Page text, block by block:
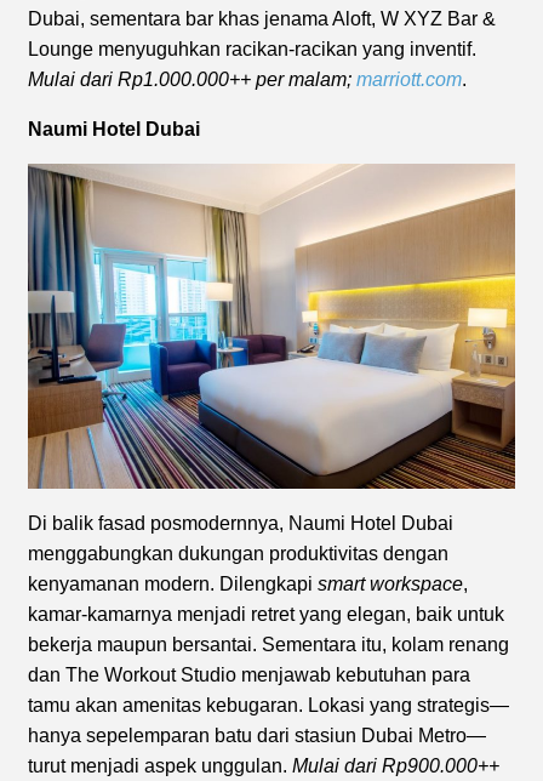
Dubai, sementara bar khas jenama Aloft, W XYZ Bar &
Lounge menyuguhkan racikan-racikan yang inventif.
Mulai dari Rp1.000.000++ per malam; marriott.com.
Naumi Hotel Dubai
Di balik fasad posmodernnya, Naumi Hotel Dubai
menggabungkan dukungan produktivitas dengan
kenyamanan modern. Dilengkapi smart workspace,
kamar-kamarnya menjadi retret yang elegan, baik untuk
bekerja maupun bersantai. Sementara itu, kolam renang
dan The Workout Studio menjawab kebutuhan para
tamu akan amenitas kebugaran. Lokasi yang strategis—
hanya sepelemparan batu dari stasiun Dubai Metro—
turut menjadi aspek unggulan. Mulai dari Rp900.000++